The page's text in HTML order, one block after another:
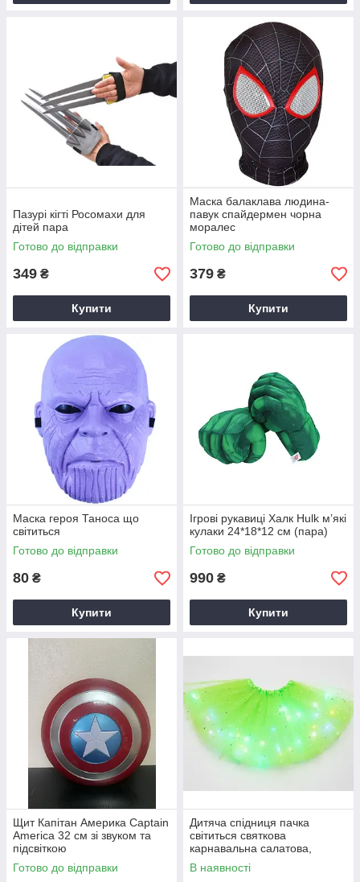
Пазурі кігті Росомахи для
дітей пара
Готово до відправки
349 ₴
Купити
Маска балаклава людина-
павук спайдермен чорна
моралес
Готово до відправки
379 ₴
Купити
Маска героя Таноса що
світиться
Готово до відправки
80 ₴
Купити
Ігрові рукавиці Халк Hulk м’які
кулаки 24*18*12 см (пара)
Готово до відправки
990 ₴
Купити
Щит Капітан Америка Captain
America 32 см зі звуком та
підсвіткою
Готово до відправки
Дитяча спідниця пачка
світиться святкова
карнавальна салатова,
довжина - 28 см (овочі,
фрукти і т. д.)
В наявності